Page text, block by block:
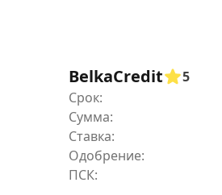
BelkaCredit
5
Срок:
Сумма:
Ставка:
Одобрение: